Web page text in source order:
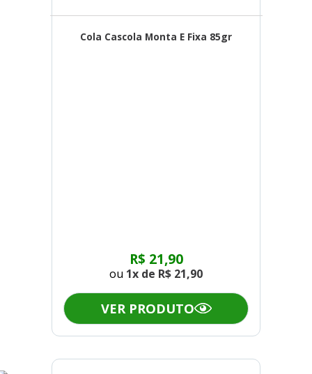
Cola Cascola Monta E Fixa 85gr
R$ 21,90
ou 1x de R$ 21,90
VER PRODUTO